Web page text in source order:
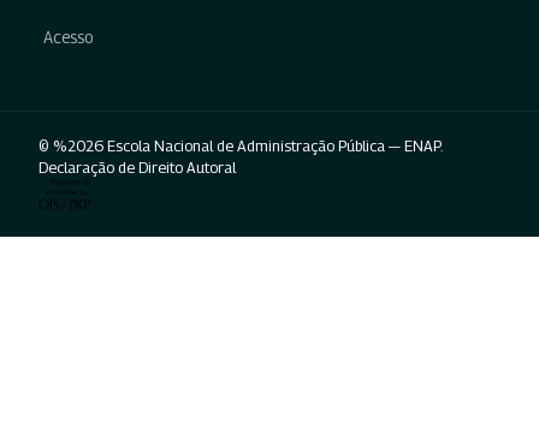
Acesso
© %2026 Escola Nacional de Administração Pública — ENAP.
Declaração de Direito Autoral